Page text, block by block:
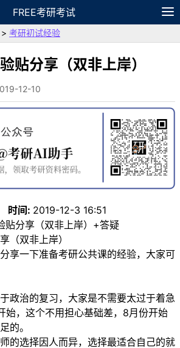
FREE考研考试
题 APP
> 考研初试经验
贴分享（双非上岸）
12-10
时间: 2019-12-3 16:51
贴分享（双非上岸）+答疑
（双非上岸）
享一下准备考研公共课的经验，大家可
政治的复习，大家是不需要太过于着急
始，这个不用担心基础差，8月份开始
的。
的选择因人而异，选择最适合自己的就